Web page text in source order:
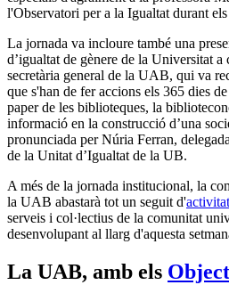
l'Observatori per a la Igualtat durant els
La jornada va incloure també una
d’igualtat de gènere de la Universitat a
secretària general de la UAB, qui va
que s'han de fer accions els 365 dies
paper de les biblioteques, la
informació en la construcció d’una
pronunciada per Núria Ferran,
de la Unitat d’Igualtat de la UB.
A més de la jornada institucional, la
la UAB abastarà tot un seguit d'
serveis i col·lectius de la comunitat
desenvolupant al llarg d'aquesta
La UAB, amb els